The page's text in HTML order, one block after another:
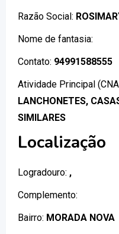
Razão Social:
Nome de fantasia:
Contato: 94991588555
Atividade Principal
LANCHONETES,
SIMILARES
Localização
Logradouro: ,
Complemento:
Bairro: MORADA NOVA